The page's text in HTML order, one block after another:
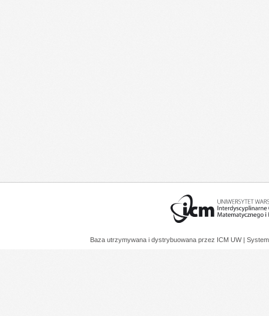
Baza utrzymywana i dystrybuowana przez ICM UW |